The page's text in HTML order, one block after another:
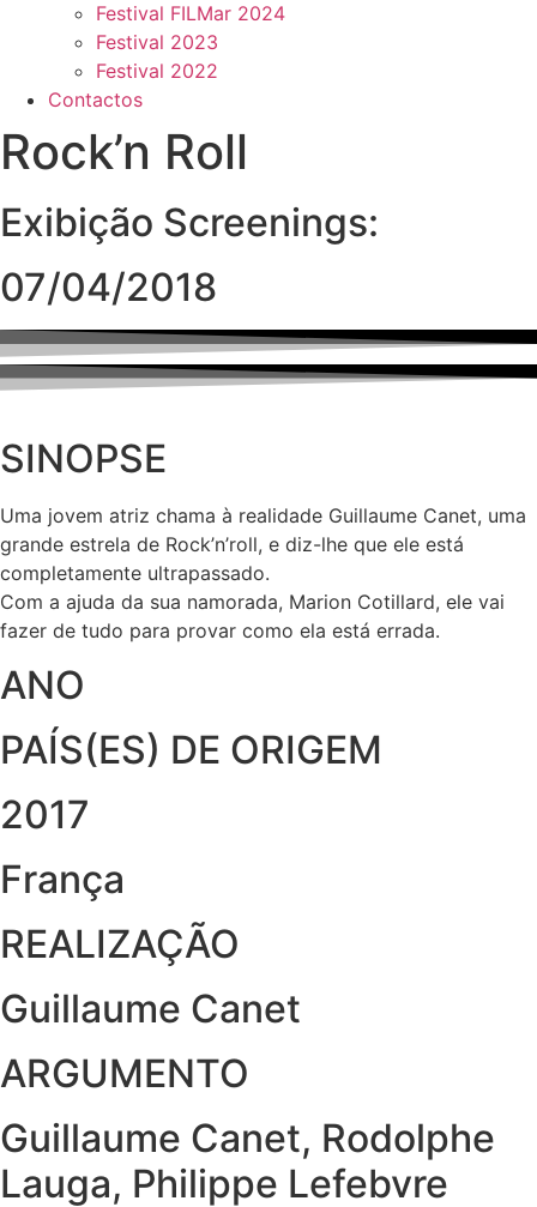
Festival FILMar 2024
Festival 2023
Festival 2022
Contactos
Rock’n Roll
Exibição Screenings:
07/04/2018
SINOPSE
Uma jovem atriz chama à realidade Guillaume Canet, uma
grande estrela de Rock’n’roll, e diz-lhe que ele está
completamente ultrapassado.
Com a ajuda da sua namorada, Marion Cotillard, ele vai
fazer de tudo para provar como ela está errada.
ANO
PAÍS(ES) DE ORIGEM
2017
França
REALIZAÇÃO
Guillaume Canet
ARGUMENTO
Guillaume Canet, Rodolphe
Lauga, Philippe Lefebvre